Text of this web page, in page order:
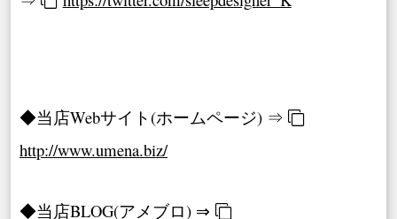
◆当店Webサイト(ホームページ) ⇒
http://www.umena.biz/
◆当店BLOG(アメブロ) ⇒